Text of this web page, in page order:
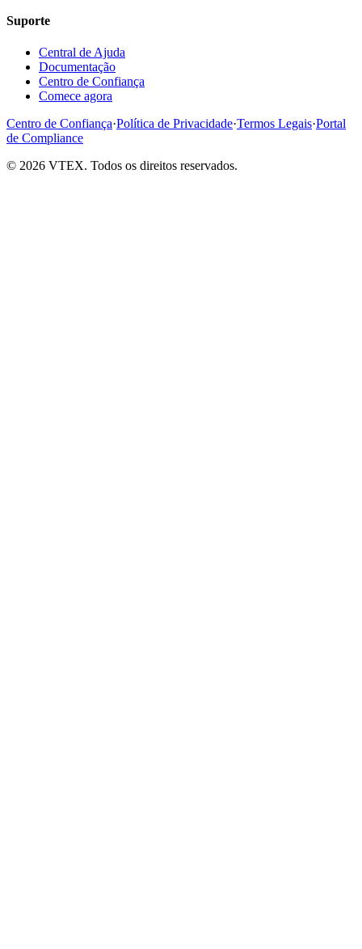
Suporte
Central de Ajuda
Documentação
Centro de Confiança
Comece agora
Centro de Confiança·Política de Privacidade·Termos Legais·Portal
de Compliance
© 2026 VTEX. Todos os direitos reservados.